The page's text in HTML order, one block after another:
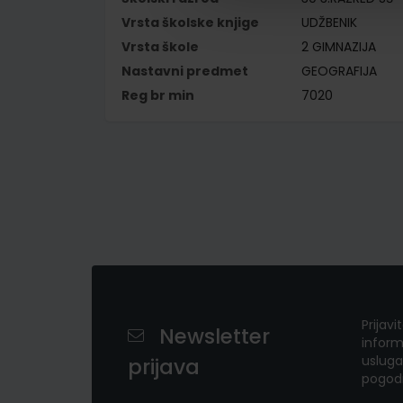
Vrsta školske knjige
UDŽBENIK
Vrsta škole
2 GIMNAZIJA
Nastavni predmet
GEOGRAFIJA
Reg br min
7020
Newsletter
prijava